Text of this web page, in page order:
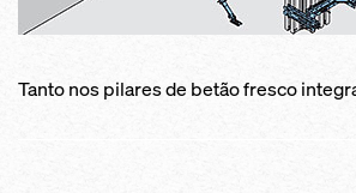
Tanto nos pilares de betão fresco